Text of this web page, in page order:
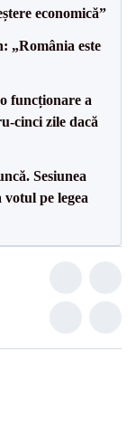
economică”
„România este
funcționare a
cinci zile dacă
Sesiunea
pe legea